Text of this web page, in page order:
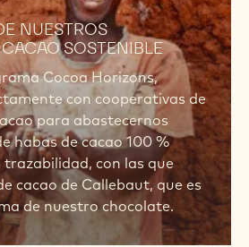
específicas, desde
hasta grajeados.